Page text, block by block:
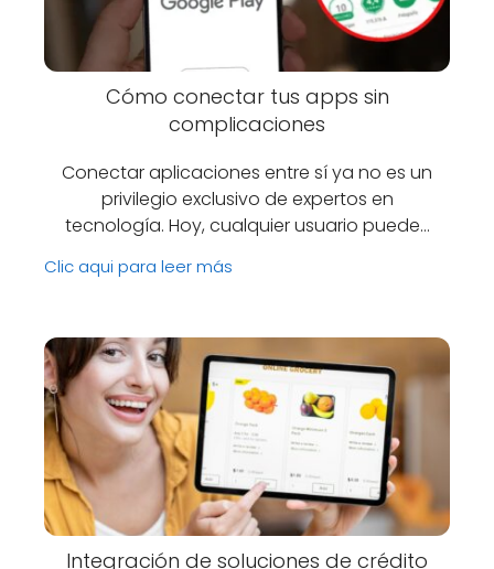
Cómo conectar tus apps sin
complicaciones
Conectar aplicaciones entre sí ya no es un
privilegio exclusivo de expertos en
tecnología. Hoy, cualquier usuario puede…
Clic aqui para leer más
Integración de soluciones de crédito